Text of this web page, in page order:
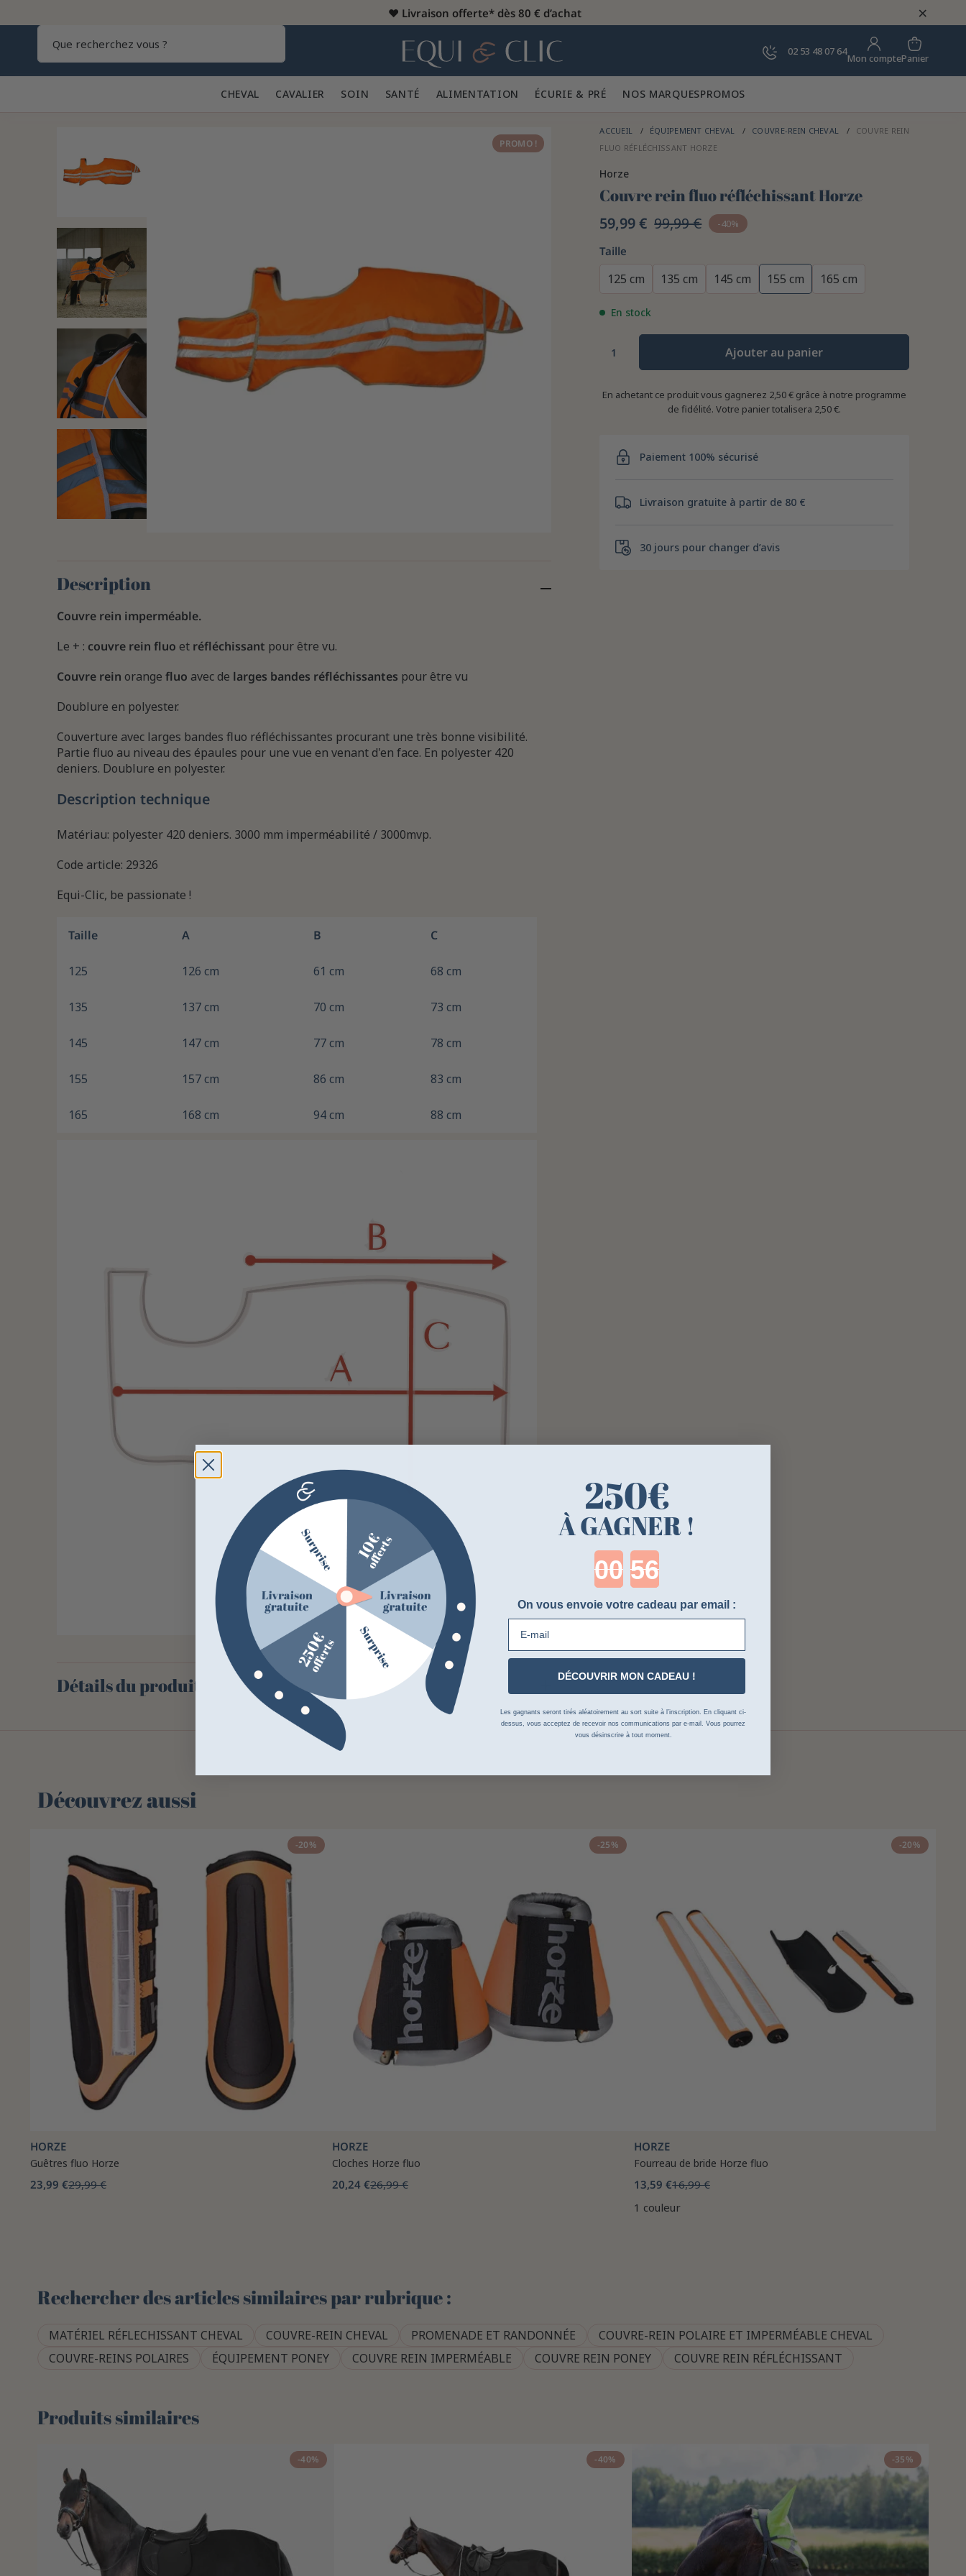
♥️ Livraison offerte* dès 80 € d’achat ×
Home 02 53 48 07 64
Mon comptePanier
CHEVAL 🐎 CAVALIER 👕 SOIN 🪮 SANTÉ ✨ ALIMENTATION 🥕 ÉCURIE & PRÉ 🍃 NOS MARQUESPROMOS
PROMO !
ACCUEIL ÉQUIPEMENT CHEVAL COUVRE-REIN CHEVAL
COUVRE REIN
FLUO RÉFLÉCHISSANT HORZE
Horze
Couvre rein fluo réfléchissant Horze
59,99 € 99,99 € -40%
Taille
125 cm 135 cm 145 cm 155 cm 165 cm
En stock
Ajouter au panier
En achetant ce produit vous gagnerez 2,50 € grâce à notre programme
de fidélité. Votre panier totalisera 2,50 €.
Paiement 100% sécurisé
Livraison gratuite à partir de 80 €
30 jours pour changer d’avis
Description
Couvre rein imperméable.
Le + : couvre rein fluo etréfléchissant pour être vu.
Couvre rein orange fluo avec de larges bandes réfléchissantes pour être vu
Doublure en polyester.
Couverture avec larges bandes fluo réfléchissantes procurant une très bonne visibilité.
Partie fluo au niveau des épaules pour une vue en venant d'en face. En polyester 420
deniers. Doublure en polyester.
Description technique
Matériau: polyester 420 deniers. 3000 mm imperméabilité / 3000mvp.
Code article: 29326
Equi-Clic, be passionate !
Taille A B C
125 126 cm 61 cm 68 cm
135 137 cm 70 cm 73 cm
145 147 cm 77 cm 78 cm
155 157 cm 86 cm 83 cm
165 168 cm 94 cm 88 cm
Détails du produit
Découvrez aussi
-20%
HORZE
Guêtres fluo Horze
23,99 €29,99 €
-25%
HORZE
Cloches Horze fluo
20,24 €26,99 €
-20%
HORZE
Fourreau de bride Horze fluo
13,59 €16,99 €
1 couleur
Rechercher des articles similaires par rubrique :
MATÉRIEL RÉFLECHISSANT CHEVAL COUVRE-REIN CHEVAL PROMENADE ET RANDONNÉE
COUVRE-REIN POLAIRE ET IMPERMÉABLE CHEVAL
COUVRE-REINS POLAIRES
ÉQUIPEMENT PONEY COUVRE REIN IMPERMÉABLE COUVRE REIN PONEY COUVRE REIN RÉFLÉCHISSANT
Produits similaires
-40% -40% -35%
250€
À GAGNER !
Countdown ends in:
On vous envoie votre cadeau par email :
DÉCOUVRIR MON CADEAU !
Les gagnants seront tirés aléatoirement au sort suite à l’inscription. En cliquant ci-
dessus, vous acceptez de recevoir nos communications par e-mail. Vous pourrez
vous désinscrire à tout moment.